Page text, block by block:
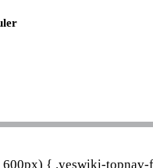
{ .yeswiki-